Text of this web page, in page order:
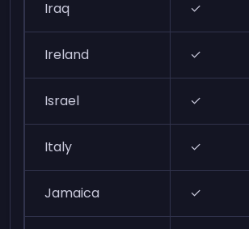
Iraq ✓
Ireland ✓
Israel ✓
Italy ✓
Jamaica ✓